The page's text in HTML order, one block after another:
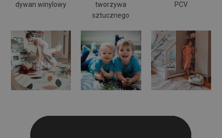
dywan winylowy
tworzywa
sztucznego
PCV